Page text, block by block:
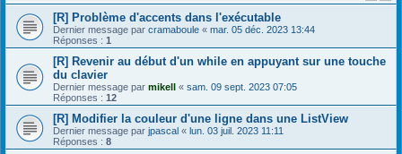
[R] Problème d'accents dans l'exécutable
Dernier message par cramaboule « mar. 05 déc. 2023 13:44
Réponses : 1
[R] Revenir au début d'un while en appuyant sur une touche
du clavier
Dernier message par mikell « sam. 09 sept. 2023 07:05
Réponses : 12
[R] Modifier la couleur d'une ligne dans une ListView
Dernier message par jpascal « lun. 03 juil. 2023 11:11
Réponses : 8